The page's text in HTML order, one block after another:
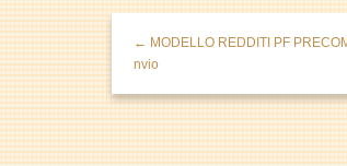
← MODELLO REDDITI PF
nvio